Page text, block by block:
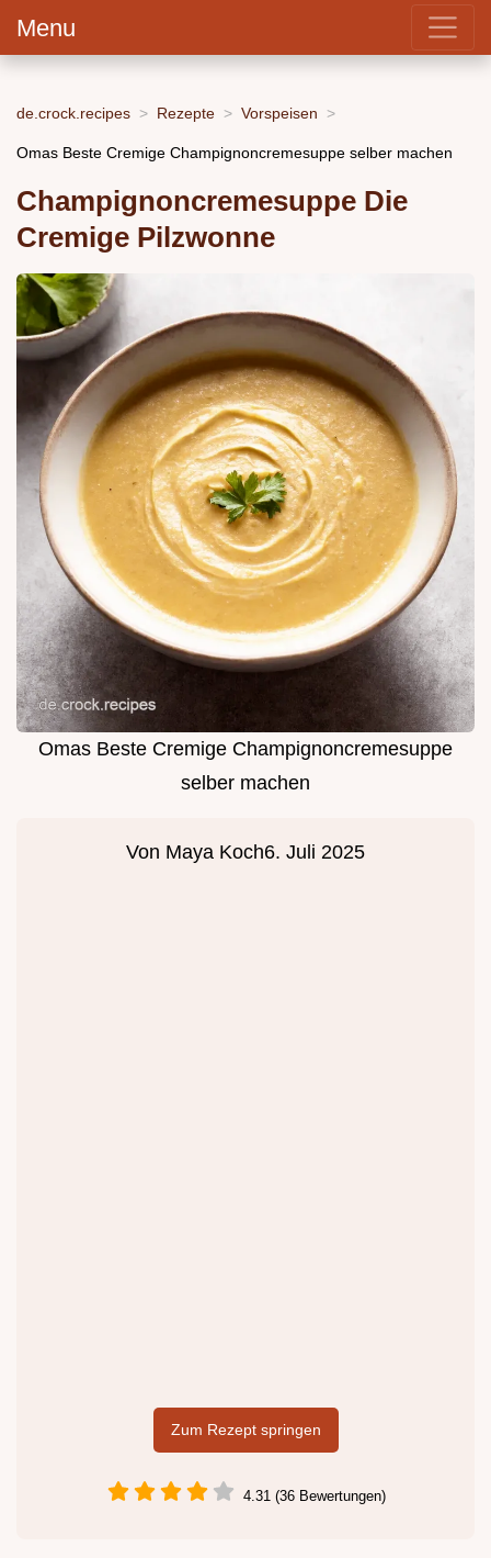
Menu
de.crock.recipes Rezepte Vorspeisen
Omas Beste Cremige Champignoncremesuppe selber machen
Champignoncremesuppe Die
Cremige Pilzwonne
Omas Beste Cremige Champignoncremesuppe
selber machen
Von Maya Koch6. Juli 2025
Zum Rezept springen
4.31 (36 Bewertungen)